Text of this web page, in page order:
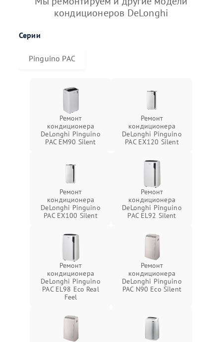
кондиционеров DeLonghi
Серии
Pinguino PAC
Ремонт
кондиционера
DeLonghi Pinguino
PAC EM90 Silent
Ремонт
кондиционера
DeLonghi Pinguino
PAC EX120 Silent
Ремонт
кондиционера
DeLonghi Pinguino
PAC EX100 Silent
Ремонт
кондиционера
DeLonghi Pinguino
PAC EL92 Silent
Ремонт
кондиционера
DeLonghi Pinguino
PAC EL98 Eco Real
Feel
Ремонт
кондиционера
DeLonghi Pinguino
PAC N90 Eco Silent